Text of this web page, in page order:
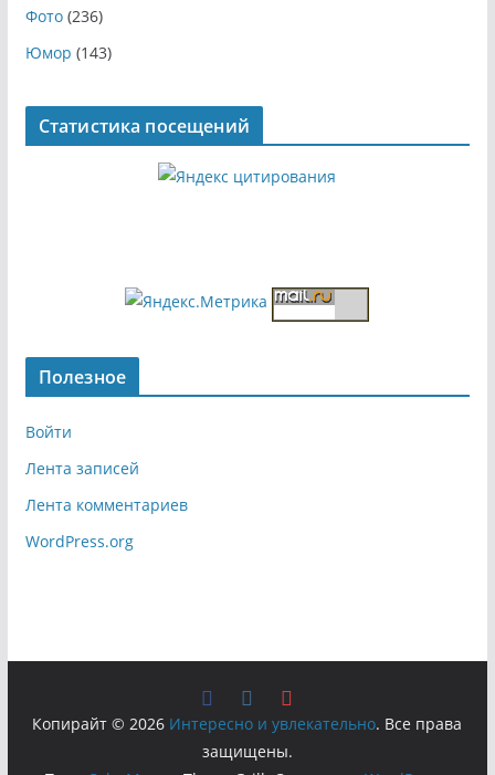
Фото(236)
Юмор (143)
Статистика посещений
Полезное
Войти
Лента записей
Лента комментариев
WordPress.org
Копирайт © 2026 Интересно и увлекательно. Все права
защищены.